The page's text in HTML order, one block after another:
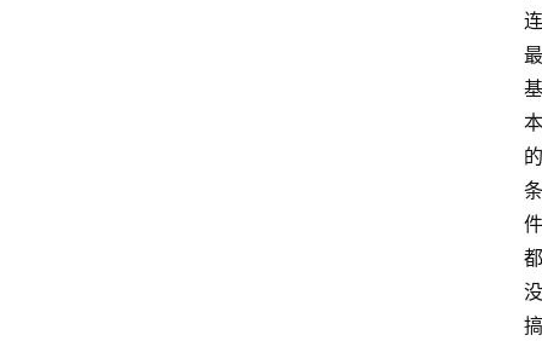
连
最
基
本
的
条
件
都
没
搞